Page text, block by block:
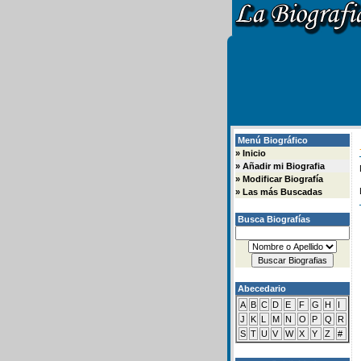
Menú Biográfico
» Inicio
» Añadir mi Biografia
» Modificar Biografía
» Las más Buscadas
Busca Biografías
Abecedario
A B C D E F G H
I
J
K L M N O P Q
R
S T U V W X Y Z #